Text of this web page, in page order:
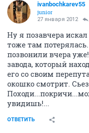
ivanbochkarev55
junior
27 января 2012
Ну я позавчера
тоже там
позвонили вчера
завода, который
его со своим
окошко смотрит.
увидишь!...
ОТВЕТИТЬ